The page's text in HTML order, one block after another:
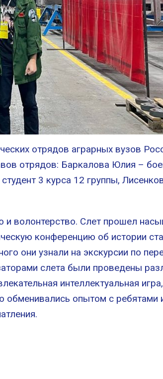
отрядов аграрных вузов
отрядов: Баркалова Юлия –
3 курса 12 группы,
и волонтерство. Слет прошел
конференцию об истории
они узнали на экскурсии по
слета были проведены
интеллектуальная
опытом с ребятами